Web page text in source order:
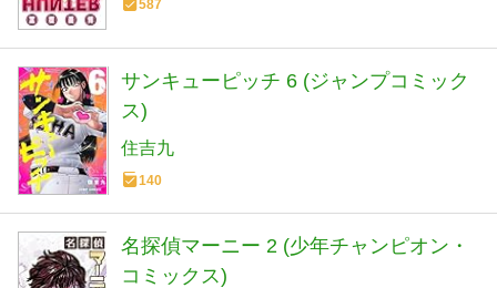
587
サンキューピッチ 6 (ジャンプコミック
ス)
住吉九
140
名探偵マーニー 2 (少年チャンピオン・
コミックス)